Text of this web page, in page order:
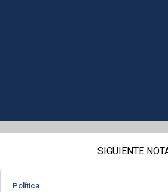
SIGUIENTE
Política